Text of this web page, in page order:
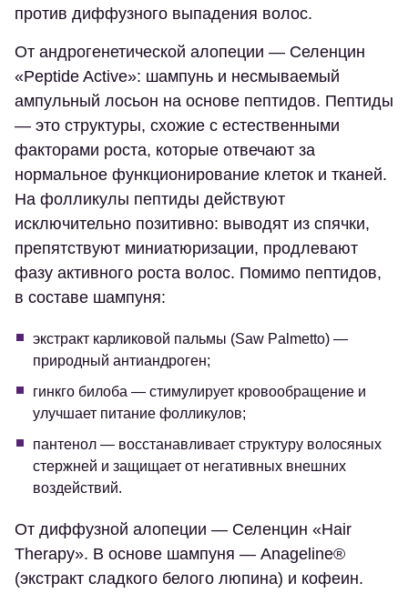
против диффузного выпадения волос.
От андрогенетической алопеции — Селенцин
«Peptide Active»: шампунь и несмываемый
ампульный лосьон на основе пептидов. Пептиды
— это структуры, схожие с естественными
факторами роста, которые отвечают за
нормальное функционирование клеток и тканей.
На фолликулы пептиды действуют
исключительно позитивно: выводят из спячки,
препятствуют миниатюризации, продлевают
фазу активного роста волос. Помимо пептидов,
в составе шампуня:
экстракт карликовой пальмы (Saw Palmetto) —
природный антиандроген;
гинкго билоба — стимулирует кровообращение и
улучшает питание фолликулов;
пантенол — восстанавливает структуру волосяных
стержней и защищает от негативных внешних
воздействий.
От диффузной алопеции — Селенцин «Hair
Therapy». В основе шампуня — Anageline®
(экстракт сладкого белого люпина) и кофеин.